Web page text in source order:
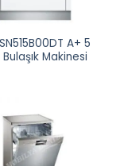
A+ 5
Makinesi